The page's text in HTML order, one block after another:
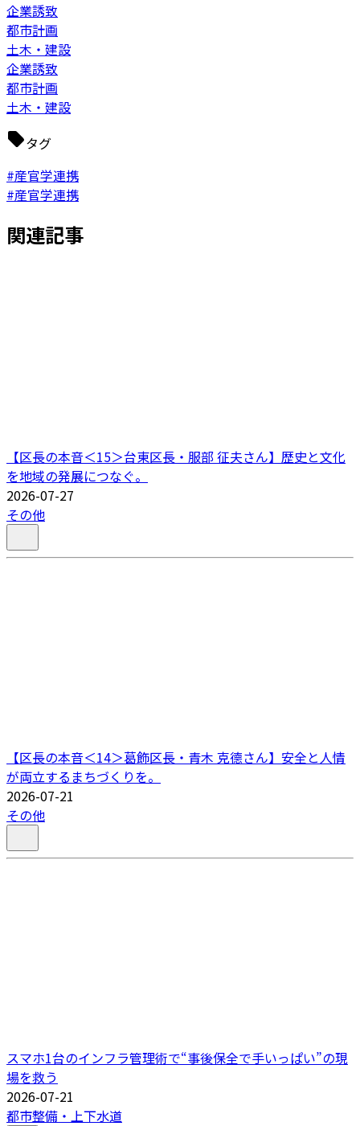
企業誘致
都市計画
土木・建設
企業誘致
都市計画
土木・建設
タグ
#産官学連携
#産官学連携
関連記事
【区長の本音＜15＞台東区長・服部 征夫さん】歴史と文化
を地域の発展につなぐ。
2026-07-27
その他
【区長の本音＜14＞葛飾区長・青木 克德さん】安全と人情
が両立するまちづくりを。
2026-07-21
その他
スマホ1台のインフラ管理術で“事後保全で手いっぱい”の現
場を救う
2026-07-21
都市整備・上下水道